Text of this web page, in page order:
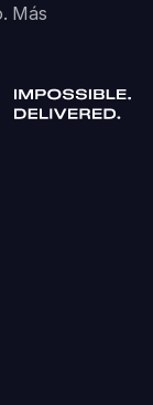
Más